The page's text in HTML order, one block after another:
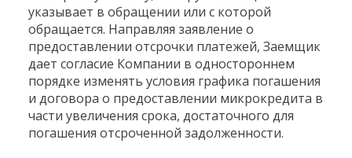
указывает в обращении или с которой
обращается. Направляя заявление о
предоставлении отсрочки платежей, Заемщик
дает согласие Компании в одностороннем
порядке изменять условия графика погашения
и договора о предоставлении микрокредита в
части увеличения срока, достаточного для
погашения отсроченной задолженности.